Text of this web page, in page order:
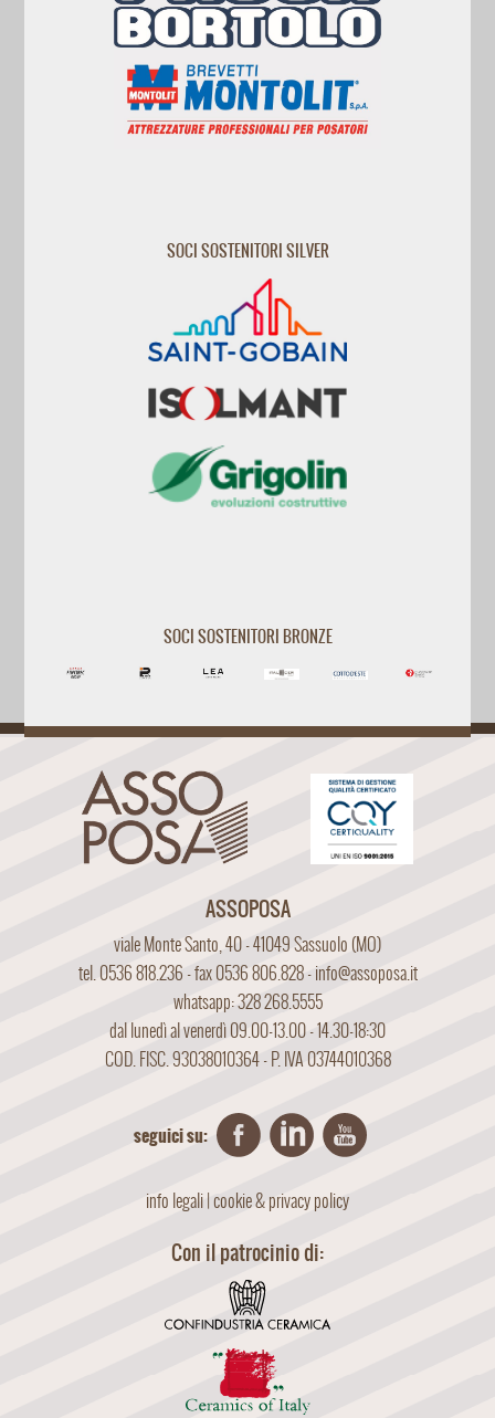
SOCI SOSTENITORI SILVER
SOCI SOSTENITORI BRONZE
ASSOPOSA
viale Monte Santo, 40 - 41049 Sassuolo (MO)
tel. 0536 818.236 - fax 0536 806.828 -info@assoposa.it
whatsapp: 328 268.5555
dal lunedì al venerdì 09.00-13.00 - 14.30-18:30
COD. FISC. 93038010364 - P. IVA 03744010368
seguici su:
info legali|cookie & privacy policy
Con il patrocinio di: